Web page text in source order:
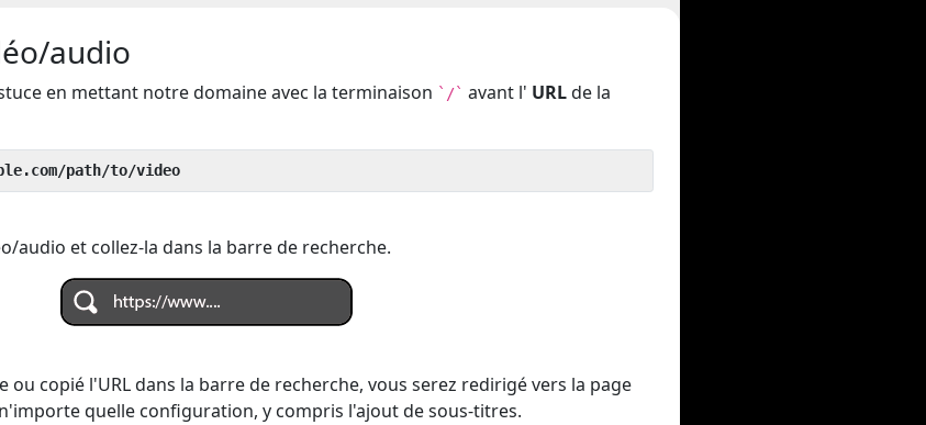
audio
en mettant notre domaine avec la terminaison `/` avant l' URLde la
path/to/video
audio et collez-la dans la barre de recherche.
ou copié l'URL dans la barre de recherche, vous serez redirigé vers la page
quelle configuration, y compris l'ajout de sous-titres.